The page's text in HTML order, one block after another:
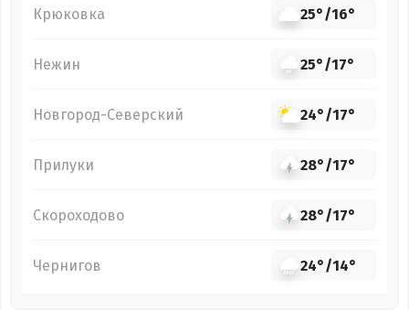
Крюковка 25°/16°
Нежин 25°/17°
Новгород-Северский 24°/17°
Прилуки 28°/17°
Скороходово 28°/17°
Чернигов 24°/14°